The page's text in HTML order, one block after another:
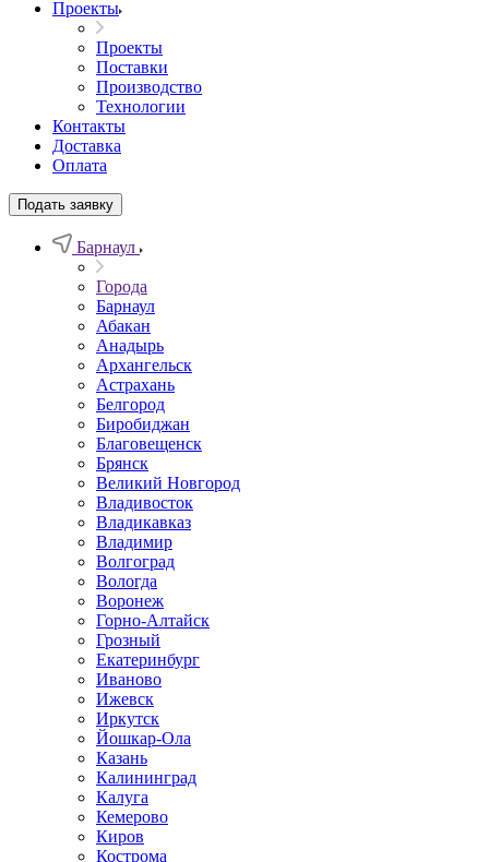
Проекты
Проекты
Поставки
Производство
Технологии
Контакты
Доставка
Оплата
Подать заявку
Барнаул
Города
Барнаул
Абакан
Анадырь
Архангельск
Астрахань
Белгород
Биробиджан
Благовещенск
Брянск
Великий Новгород
Владивосток
Владикавказ
Владимир
Волгоград
Вологда
Воронеж
Горно-Алтайск
Грозный
Екатеринбург
Иваново
Ижевск
Иркутск
Йошкар-Ола
Казань
Калининград
Калуга
Кемерово
Киров
Кострома